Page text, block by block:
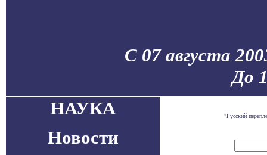
С 07 августа
До
НАУКА
Новости
"Русский